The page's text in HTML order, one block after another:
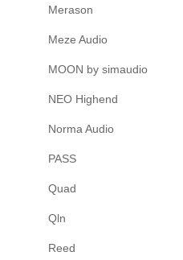
Merason
Meze Audio
MOON by simaudio
NEO Highend
Norma Audio
PASS
Quad
Qln
Reed